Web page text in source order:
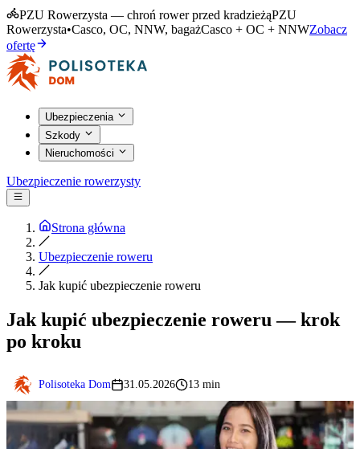
PZU Rowerzysta — chroń rower przed kradzieżąPZU
Rowerzysta•Casco, OC, NNW, bagażCasco + OC + NNWZobacz
ofertę
Ubezpieczenia
Szkody
Nieruchomości
Ubezpieczenie rowerzysty
Strona główna
Ubezpieczenie roweru
Jak kupić ubezpieczenie roweru
Jak kupić ubezpieczenie roweru — krok
po kroku
Polisoteka Dom 31.05.2026 13 min